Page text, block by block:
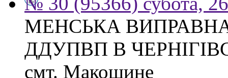
МЕНСЬКА
ДДУПВП В
смт. Макошине